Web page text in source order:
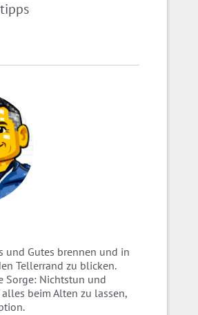
und Gutes brennen und in
Tellerrand zu blicken.
Sorge: Nichtstun und
beim Alten zu lassen,